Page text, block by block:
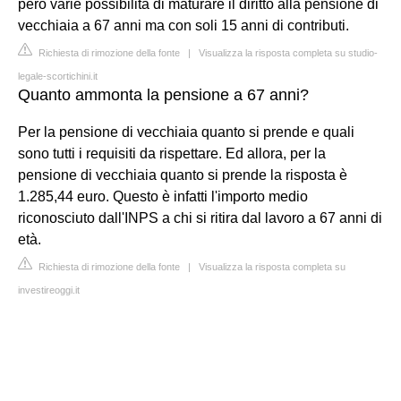
però varie possibilità di maturare il diritto alla pensione di
vecchiaia a 67 anni ma con soli 15 anni di contributi.
Richiesta di rimozione della fonte | Visualizza la risposta completa su studio-
legale-scortichini.it
Quanto ammonta la pensione a 67 anni?
Per la pensione di vecchiaia quanto si prende e quali
sono tutti i requisiti da rispettare. Ed allora, per la
pensione di vecchiaia quanto si prende la risposta è
1.285,44 euro. Questo è infatti l'importo medio
riconosciuto dall'INPS a chi si ritira dal lavoro a 67 anni di
età.
Richiesta di rimozione della fonte | Visualizza la risposta completa su
investireoggi.it